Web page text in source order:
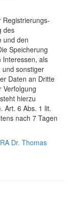
des
und den
Speicherung
Interessen, als
und sonstiger
Daten an Dritte
Verfolgung
hierzu
Art. 6 Abs. 1 lit.
nach 7 Tagen
Dr. Thomas